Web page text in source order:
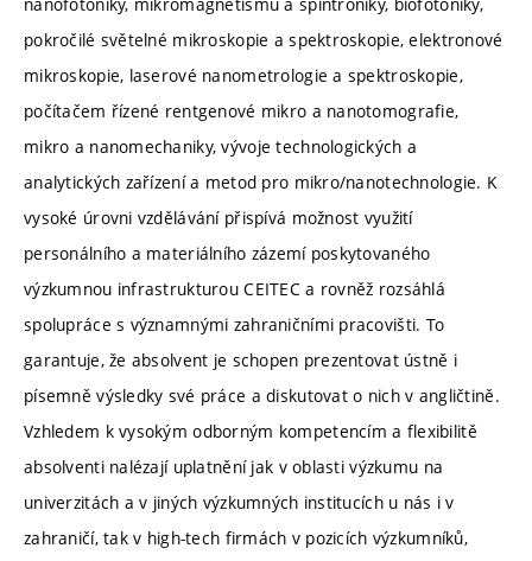
pokročilé světelné mikroskopie a spektroskopie, elektronové
mikroskopie, laserové nanometrologie a spektroskopie,
počítačem řízené rentgenové mikro a nanotomografie,
mikro a nanomechaniky, vývoje technologických a
analytických zařízení a metod pro mikro/nanotechnologie. K
vysoké úrovni vzdělávání přispívá možnost využití
personálního a materiálního zázemí poskytovaného
výzkumnou infrastrukturou CEITEC a rovněž rozsáhlá
spolupráce s významnými zahraničními pracovišti. To
garantuje, že absolvent je schopen prezentovat ústně i
písemně výsledky své práce a diskutovat o nich v angličtině.
Vzhledem k vysokým odborným kompetencím a flexibilitě
absolventi nalézají uplatnění jak v oblasti výzkumu na
univerzitách a v jiných výzkumných institucích u nás i v
zahraničí, tak v high-tech firmách v pozicích výzkumníků,